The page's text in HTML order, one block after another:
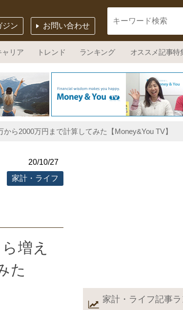
お問い合わせ
ジン
ャリア トレンド ランキング オススメ記事特
ら2000万円まで計算してみた【Money&You TV】
20/10/27
家計・ライフ
増え
た
家計・ライフ記事